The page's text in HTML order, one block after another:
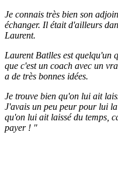
Je connais très bien son
échanger. Il était d'ailleurs
Laurent.
Laurent Batlles est quelqu'un
que c'est un coach avec un
a de très bonnes idées.
Je trouve bien qu'on lui ait
J'avais un peu peur pour lui
qu'on lui ait laissé du temps,
payer ! "